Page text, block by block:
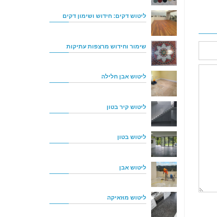
ליטוש דקים: חידוש ושימון דקים
שימור וחידוש מרצפות עתיקות
ליטוש אבן חלילה
ליטוש קיר בטון
ליטוש בטון
ליטוש אבן
ליטוש מוזאיקה